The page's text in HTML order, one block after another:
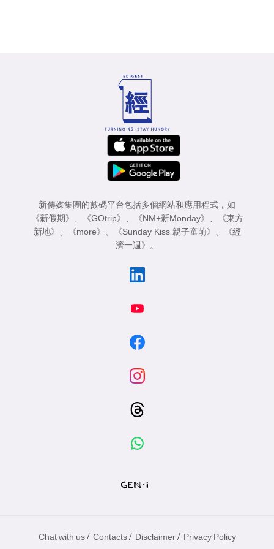
新傳媒集團的數碼平台包括多個網站和應用程式，如
《新假期》
《GOtrip》 《NM+新Monday》
《東方
新地》
《more》 《Sunday Kiss 親子童萌》
《經
濟一週》
。
Chat with us / Contacts / Disclaimer / Privacy Policy